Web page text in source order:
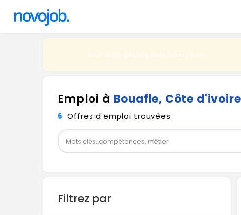
Error while getting user information
Emploi à Bouafle, Côte d'ivoire
6 Offres d'emploi trouvées
Filtrez par